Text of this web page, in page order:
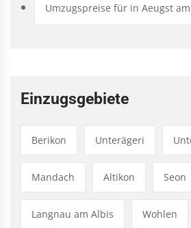
Umzugspreise für in Aeugst
Einzugsgebiete
Berikon Unterägeri
Mandach Altikon Seon
Langnau am Albis Wohlen